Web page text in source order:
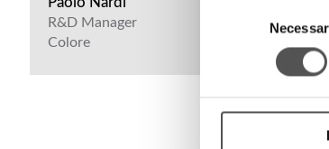
R&D Manager
Colore